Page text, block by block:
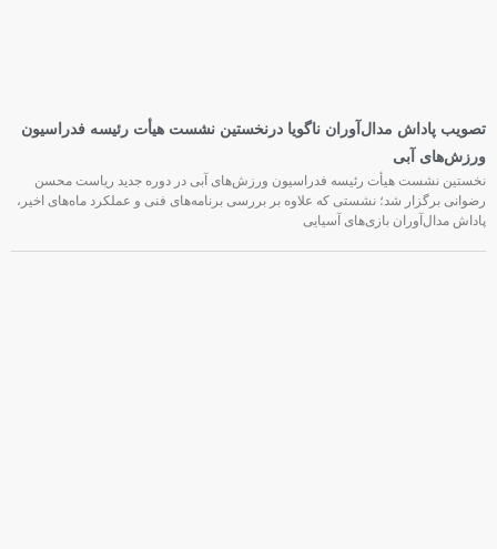
تصویب پاداش مدال‌آوران ناگویا درنخستین نشست هیأت رئیسه فدراسیون
ورزش‌های آبی
نخستین نشست هیأت رئیسه فدراسیون ورزش‌های آبی در دوره جدید ریاست محسن
رضوانی برگزار شد؛ نشستی که علاوه بر بررسی برنامه‌های فنی و عملکرد ماه‌های اخیر،
پاداش مدال‌آوران بازی‌های آسیایی